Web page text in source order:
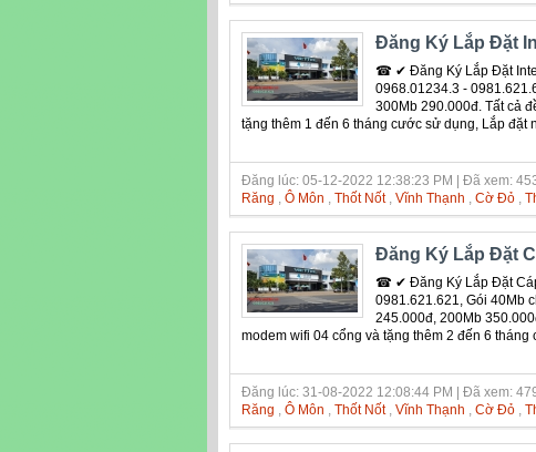
Đăng Ký Lắp Đặt
☎ ✔ Đăng Ký Lắp Đặt
0968.01234.3 -
300Mb 290.000đ. Tất cả
tặng thêm 1 đến 6 tháng cước sử dụng, Lắp đặt
Đăng lúc: 05-12-2022 12:38:23 PM | Đã xem:
Răng
Ô Môn Thốt Nốt, Vĩnh Thạnh Cờ Đỏ
Đăng Ký Lắp Đặt
☎ ✔ Đăng Ký Lắp Đặt
0981.621.621, Gói 40Mb
245.000đ, 200Mb
modem wifi 04 cổng và tặng thêm 2 đến 6
Đăng lúc: 31-08-2022 12:08:44 PM | Đã xem:
Răng
Ô Môn Thốt Nốt, Vĩnh Thạnh Cờ Đỏ